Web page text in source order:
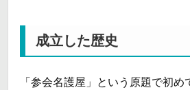
成立した歴史
「参会名護屋」という原題で初め